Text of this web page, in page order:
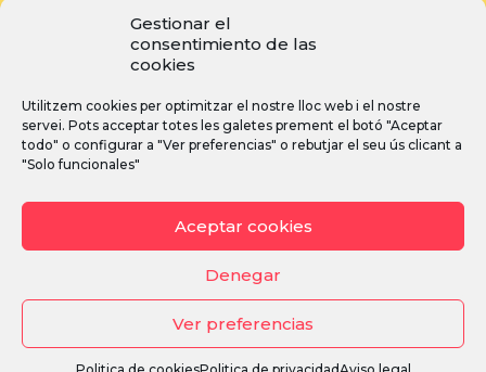
Gestionar el
consentimiento de las
cookies
Utilitzem cookies per optimitzar el nostre lloc web i el nostre
servei. Pots acceptar totes les galetes prement el botó "Aceptar
todo" o configurar a "Ver preferencias" o rebutjar el seu ús clicant a
"Solo funcionales"
Aceptar cookies
Denegar
Ver preferencias
Zona de prensa:
Acreditacions
Inscripcions
Notícies
InstagramFacebook YouTube